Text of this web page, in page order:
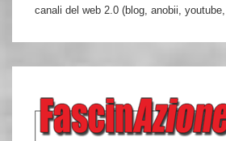
canali del web 2.0 (blog, anobii,